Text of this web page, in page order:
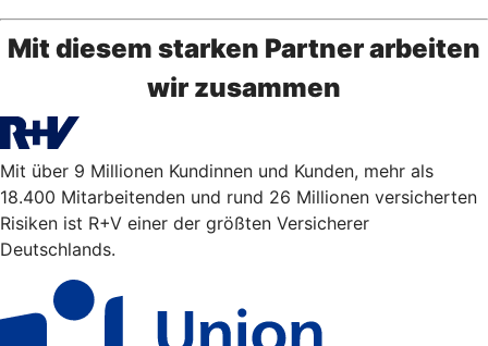
Mit diesem starken Partner arbeiten
wir zusammen
Mit über 9 Millionen Kundinnen und Kunden, mehr als
18.400 Mitarbeitenden und rund 26 Millionen versicherten
Risiken ist R+V einer der größten Versicherer
Deutschlands.